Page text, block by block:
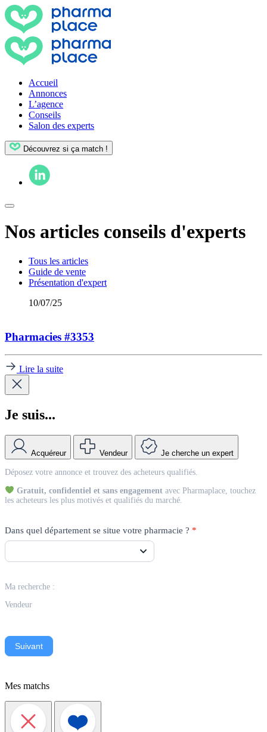
Accueil
Annonces
L’agence
Conseils
Salon des experts
Découvrez si ça match !
Nos articles conseils d'experts
Tous les articles
Guide de vente
Présentation d'expert
10/07/25
Pharmacies #3353
Lire la suite
Je suis...
Acquéreur Vendeur Je cherche un expert
Vendeur
Déposez votre annonce et trouvez des acheteurs qualifiés.
Gratuit, confidentiel et sans engagement avec Pharmaplace, touchez
les acheteurs les plus motivés et qualifiés du marché.
Dans quel département se situe votre pharmacie ? *
Ma recherche :
Vendeur
Suivant
Mes matchs